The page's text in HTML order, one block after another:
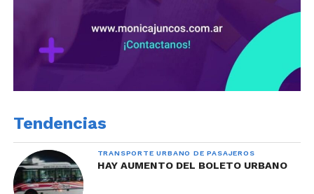
Tendencias
TRANSPORTE URBANO DE PASAJEROS
HAY AUMENTO DEL BOLETO URBANO